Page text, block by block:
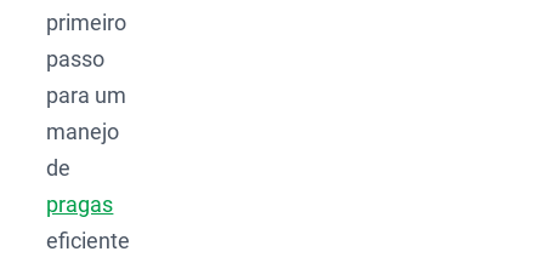
primeiro
passo
para um
manejo
de
pragas
eficiente